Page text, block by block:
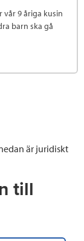
vår 9 åriga kusin
barn ska gå
är juridiskt
till